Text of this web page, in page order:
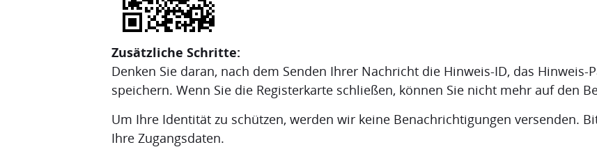
Zusätzliche Schritte:
Denken Sie daran, nach dem Senden Ihrer Nachricht die Hinweis-ID, das
speichern. Wenn Sie die Registerkarte schließen, können Sie nicht mehr auf den
Um Ihre Identität zu schützen, werden wir keine Benachrichtigungen versenden.
Ihre Zugangsdaten.